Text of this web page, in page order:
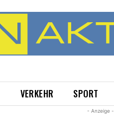
VERKEHR SPORT
- Anzeige -